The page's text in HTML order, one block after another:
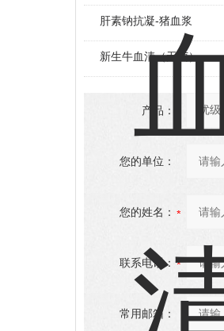
肝素钠抗凝-猪血浆
新生牛血清（无菌）
产品：
您的单位：
您的姓名：
联系电话：
常用邮箱：